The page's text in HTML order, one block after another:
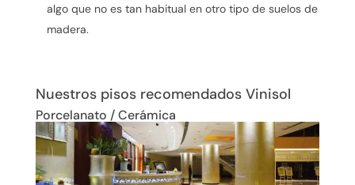
algo que no es tan habitual en otro tipo de suelos de
madera.
Nuestros pisos recomendados Vinisol
Porcelanato / Cerámica